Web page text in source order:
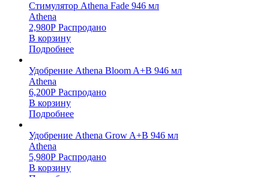
Стимулятор Athena Fade 946 мл
Athena
2,980Р Распродано
В корзину
Подробнее
Удобрение Athena Bloom A+B 946 мл
Athena
6,200Р Распродано
В корзину
Подробнее
Удобрение Athena Grow A+B 946 мл
Athena
5,980Р Распродано
В корзину